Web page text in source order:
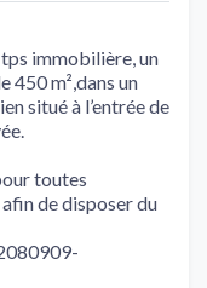
tps immobilière, un
450 m²,dans un
situé à l’entrée de
toutes
de disposer du